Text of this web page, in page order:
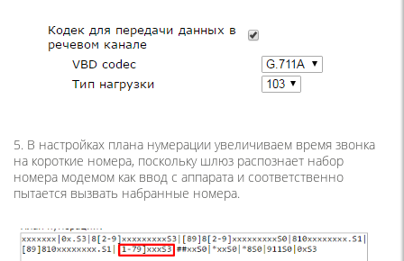
5. В настройках плана нумерации увеличиваем время звонка
на короткие номера, поскольку шлюз распознает набор
номера модемом как ввод с аппарата и соответственно
пытается вызвать набранные номера.